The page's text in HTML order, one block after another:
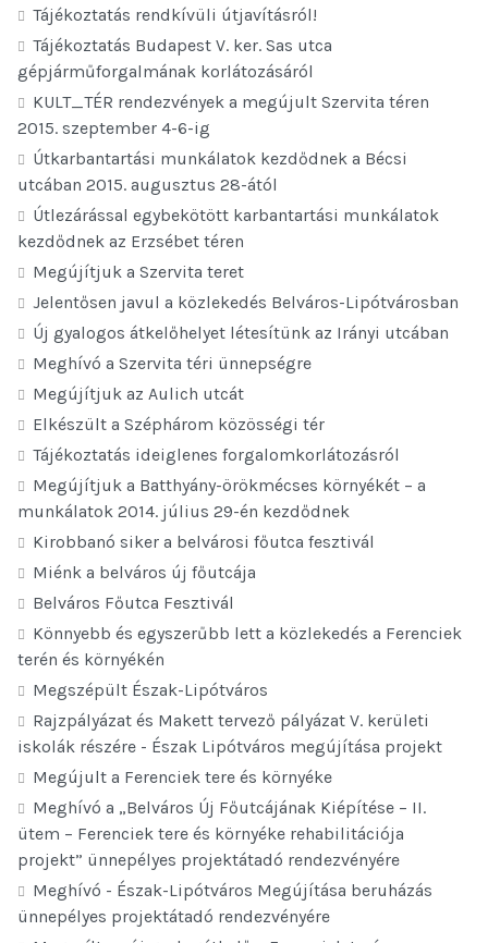
Tájékoztatás rendkívüli útjavításról!
Tájékoztatás Budapest V. ker. Sas utca
gépjárműforgalmának korlátozásáról
KULT_TÉR rendezvények a megújult Szervita téren
2015. szeptember 4-6-ig
Útkarbantartási munkálatok kezdődnek a Bécsi
utcában 2015. augusztus 28-ától
Útlezárással egybekötött karbantartási munkálatok
kezdődnek az Erzsébet téren
Megújítjuk a Szervita teret
Jelentősen javul a közlekedés Belváros-Lipótvárosban
Új gyalogos átkelőhelyet létesítünk az Irányi utcában
Meghívó a Szervita téri ünnepségre
Megújítjuk az Aulich utcát
Elkészült a Széphárom közösségi tér
Tájékoztatás ideiglenes forgalomkorlátozásról
Megújítjuk a Batthyány-örökmécses környékét – a
munkálatok 2014. július 29-én kezdődnek
Kirobbanó siker a belvárosi főutca fesztivál
Miénk a belváros új főutcája
Belváros Főutca Fesztivál
Könnyebb és egyszerűbb lett a közlekedés a Ferenciek
terén és környékén
Megszépült Észak-Lipótváros
Rajzpályázat és Makett tervező pályázat V. kerületi
iskolák részére - Észak Lipótváros megújítása projekt
Megújult a Ferenciek tere és környéke
Meghívó a „Belváros Új Főutcájának Kiépítése – II.
ütem – Ferenciek tere és környéke rehabilitációja
projekt” ünnepélyes projektátadó rendezvényére
Meghívó - Észak-Lipótváros Megújítása beruházás
ünnepélyes projektátadó rendezvényére